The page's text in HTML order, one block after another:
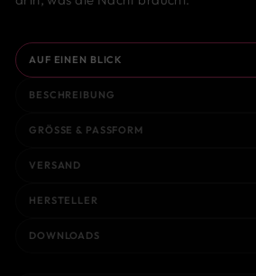
AUF EINEN BLICK
BESCHREIBUNG
GRÖSSE & PASSFORM
VERSAND
HERSTELLER
DOWNLOADS